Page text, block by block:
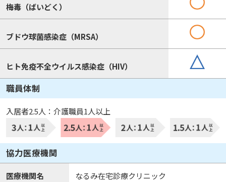
梅毒（ばいどく）
ブドウ球菌感染症（MRSA）
ヒト免疫不全ウイルス感染症（HIV）
職員体制
入居者2.5人：介護職員1人以上
協力医療機関
医療機関名 なるみ在宅診療クリニック